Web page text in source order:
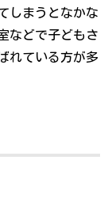
しまうとなかな
などで子どもさ
れている方が多